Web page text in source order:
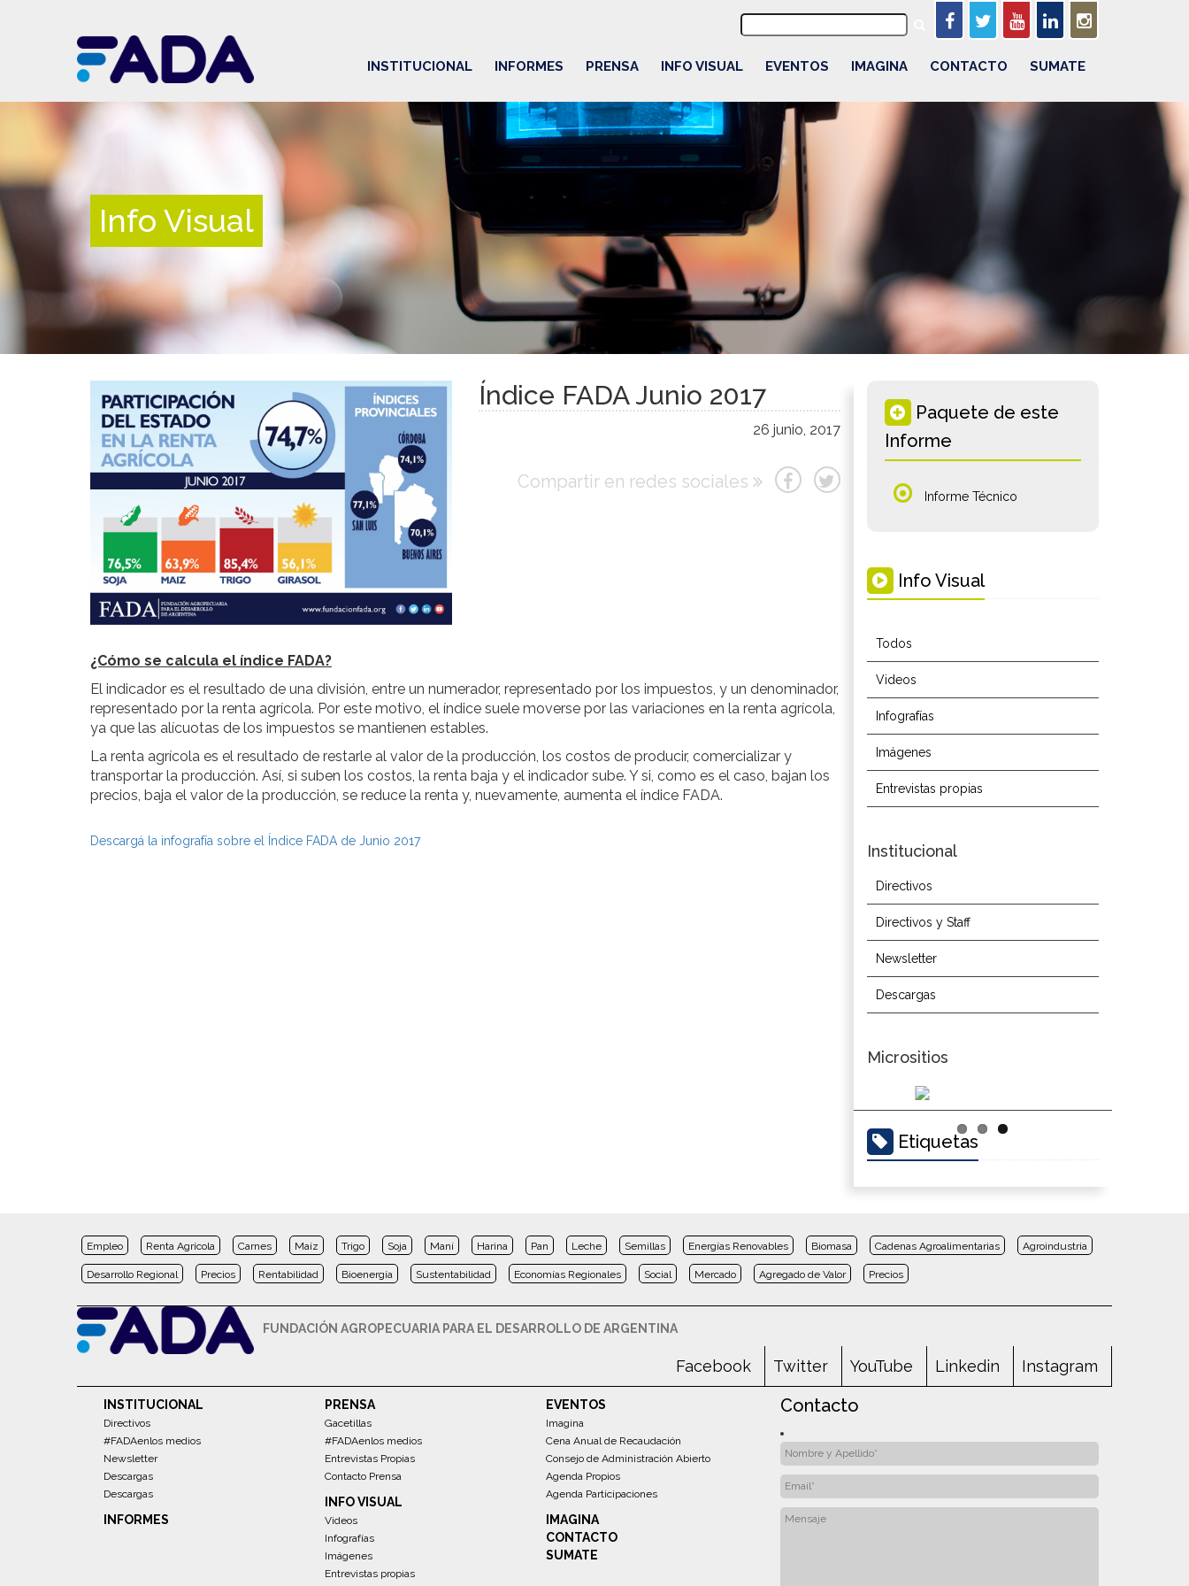
Buscar:
INSTITUCIONAL INFORMES PRENSA INFO VISUAL EVENTOS IMAGINA CONTACTO SUMATE
Info Visual
Índice FADA Junio 2017
26 junio, 2017
Compartir en redes sociales
¿Cómo se calcula el índice FADA?
El indicador es el resultado de una división, entre un numerador, representado por los impuestos, y un denominador,
representado por la renta agrícola. Por este motivo, el índice suele moverse por las variaciones en la renta agrícola,
ya que las alícuotas de los impuestos se mantienen estables.
La renta agrícola es el resultado de restarle al valor de la producción, los costos de producir, comercializar y
transportar la producción. Así, si suben los costos, la renta baja y el indicador sube. Y si, como es el caso, bajan los
precios, baja el valor de la producción, se reduce la renta y, nuevamente, aumenta el índice FADA.
Descargá la infografía sobre el Índice FADA de Junio 2017
Paquete de este
Informe
Informe Técnico
Info Visual
Todos
Videos
Infografías
Imágenes
Entrevistas propias
Institucional
Directivos
Directivos y Staff
Newsletter
Descargas
Micrositios
Etiquetas
Empleo Renta Agrícola Carnes Maíz Trigo Soja Maní Harina Pan Leche Semillas Energías Renovables Biomasa Cadenas Agroalimentarias Agroindustria
Desarrollo Regional Precios Rentabilidad Bioenergía Sustentabilidad Economías Regionales Social Mercado Agregado de Valor Precios
FUNDACIÓN AGROPECUARIA PARA EL DESARROLLO DE ARGENTINA
Facebook Twitter YouTube Linkedin Instagram
INSTITUCIONAL
Directivos
#FADAenlos medios
Newsletter
Descargas
Descargas
INFORMES
PRENSA
Gacetillas
#FADAenlos medios
Entrevistas Propias
Contacto Prensa
INFO VISUAL
Videos
Infografías
Imágenes
Entrevistas propias
EVENTOS
Imagina
Cena Anual de Recaudación
Consejo de Administración Abierto
Agenda Propios
Agenda Participaciones
IMAGINA
CONTACTO
SUMATE
Contacto